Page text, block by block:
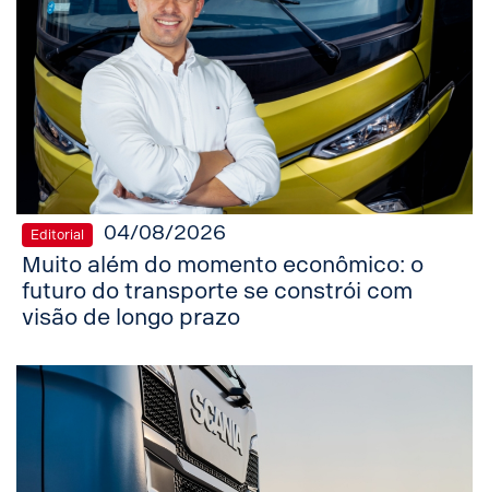
Editorial 04/08/2026
Muito além do momento econômico: o
futuro do transporte se constrói com
visão de longo prazo